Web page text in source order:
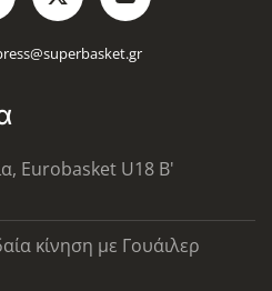
Eurobasket U18 Β'
κίνηση με Γουάιλερ